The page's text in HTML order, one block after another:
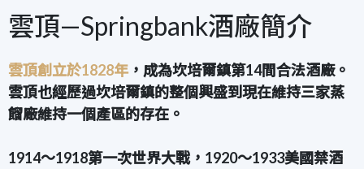
雲頂—Springbank酒廠簡介
雲頂創立於1828年 ，成為坎培爾鎮第14間合法酒廠。
雲頂也經歷過坎培爾鎮的整個興盛到現在維持三家蒸
餾廠維持一個產區的存在。
1914～1918第一次世界大戰，1920～1933美國禁酒